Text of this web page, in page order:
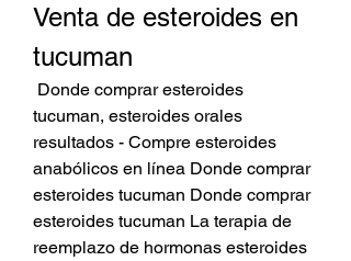
Venta de esteroides en
tucuman
tucuman, esteroides orales
resultados - Compre esteroides
anabólicos en línea Donde comprar
esteroides tucuman Donde comprar
esteroides tucuman La terapia de
reemplazo de hormonas esteroides